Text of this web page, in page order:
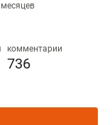
месяцев
комментарии
736